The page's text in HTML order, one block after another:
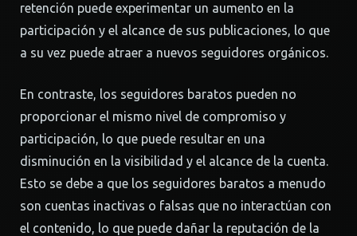
retención puede experimentar un aumento en la
participación y el alcance de sus publicaciones, lo que
a su vez puede atraer a nuevos seguidores orgánicos.
En contraste, los seguidores baratos pueden no
proporcionar el mismo nivel de compromiso y
participación, lo que puede resultar en una
disminución en la visibilidad y el alcance de la cuenta.
Esto se debe a que los seguidores baratos a menudo
son cuentas inactivas o falsas que no interactúan con
el contenido, lo que puede dañar la reputación de la